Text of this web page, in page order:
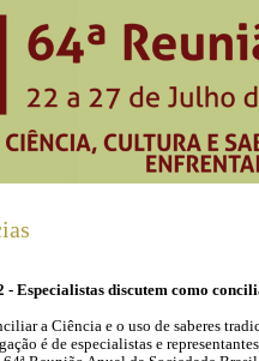
- Especialistas discutem como
a Ciência e o uso de saberes
é de especialistas e